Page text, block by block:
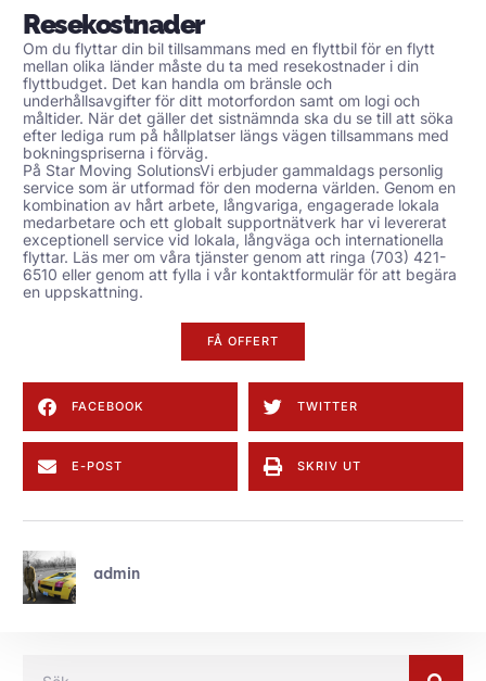
Resekostnader
Om du flyttar din bil tillsammans med en flyttbil för en flytt
mellan olika länder måste du ta med resekostnader i din
flyttbudget. Det kan handla om bränsle och
underhållsavgifter för ditt motorfordon samt om logi och
måltider. När det gäller det sistnämnda ska du se till att söka
efter lediga rum på hållplatser längs vägen tillsammans med
bokningspriserna i förväg.
På Star Moving SolutionsVi erbjuder gammaldags personlig
service som är utformad för den moderna världen. Genom en
kombination av hårt arbete, långvariga, engagerade lokala
medarbetare och ett globalt supportnätverk har vi levererat
exceptionell service vid lokala, långväga och internationella
flyttar. Läs mer om våra tjänster genom att ringa (703) 421-
6510 eller genom att fylla i vår kontaktformulär för att begära
en uppskattning.
FÅ OFFERT
FACEBOOK TWITTER
E-POST SKRIV UT
admin